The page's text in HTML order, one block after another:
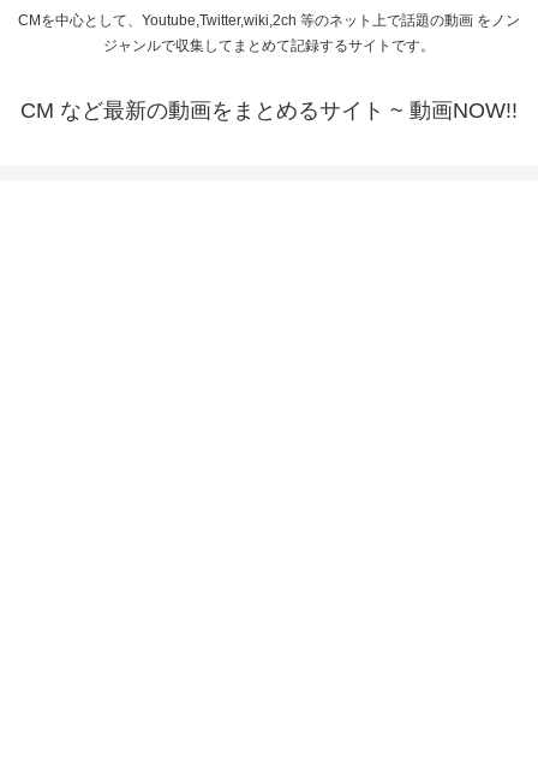
CMを中心として、Youtube,Twitter,wiki,2ch 等のネット上で話題の動画 をノン
ジャンルで収集してまとめて記録するサイトです。
CM など最新の動画をまとめるサイト ~ 動画NOW!!